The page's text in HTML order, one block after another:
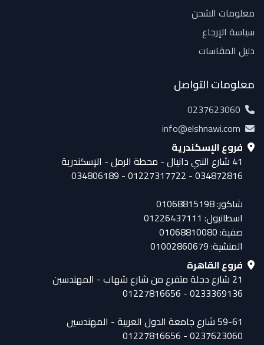
معلومات الشحن
سياسة الإرجاع
دليل المقاسات
معلومات التواصل
0237623060
info@elshnawi.com
فروع الإسكندرية
41 شارع النبي دانيال - محطة الرمل - الإسكندرية
034872816 - 01227317722 - 034806189
شاكور: 01068815198
اسطانبول: 01226437111
صفية: 01068810080
المنشية: 01002860679
فروع القاهرة
21 شارع دجلة متفرع من شارع شهاب - المهندسين
0233369136 - 01227816656
59-61 شارع جامعة الدول العربية - المهندسين
0237623060 - 01227816656